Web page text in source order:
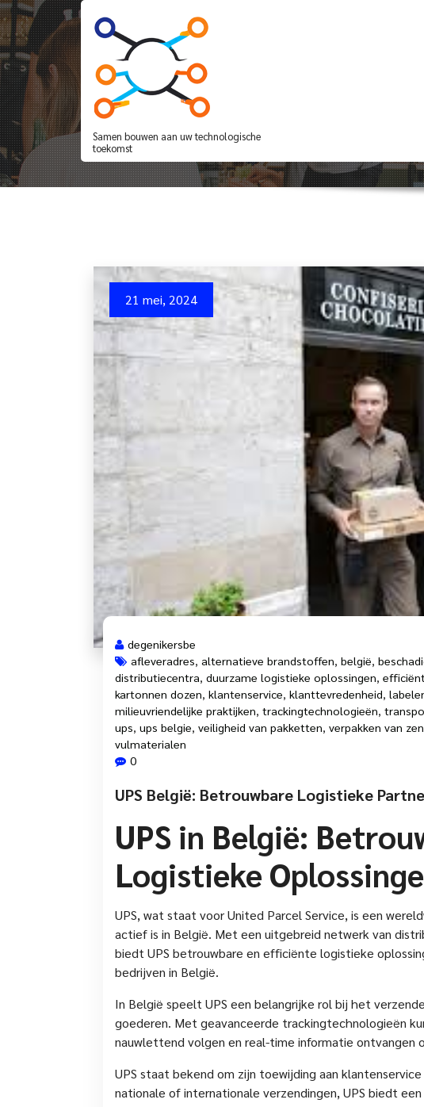
Spring
naar
de
inhoud
Samen bouwen aan uw technologische
toekomst
UPS België: Betrouwbare
21 mei, 2024
degenikersbe
afleveradres, alternatieve brandstoffen, belgië,
distributiecentra, duurzame logistieke oplossingen,
kartonnen dozen, klantenservice, klanttevredenheid,
milieuvriendelijke praktijken, trackingtechnologieën,
ups, ups belgie, veiligheid van pakketten, verpakken van
vulmaterialen
0
UPS België: Betrouwbare Logistieke
UPS in België:
Logistieke
UPS, wat staat voor United Parcel Service, is een
actief is in België. Met een uitgebreid netwerk van
biedt UPS betrouwbare en efficiënte logistieke
bedrijven in België.
In België speelt UPS een belangrijke rol bij het
goederen. Met geavanceerde trackingtechnologieën
nauwlettend volgen en real-time informatie ontvangen
UPS staat bekend om zijn toewijding aan
nationale of internationale verzendingen, UPS biedt